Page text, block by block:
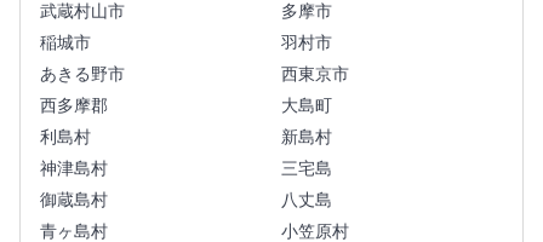
武蔵村山市
多摩市
稲城市
羽村市
あきる野市
西東京市
西多摩郡
大島町
利島村
新島村
神津島村
三宅島
御蔵島村
八丈島
青ヶ島村
小笠原村